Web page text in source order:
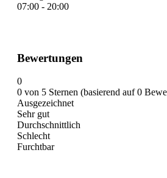
07:00 - 20:00
Bewertungen
0
0 von 5 Sternen (basierend auf 0
Ausgezeichnet
Sehr gut
Durchschnittlich
Schlecht
Furchtbar